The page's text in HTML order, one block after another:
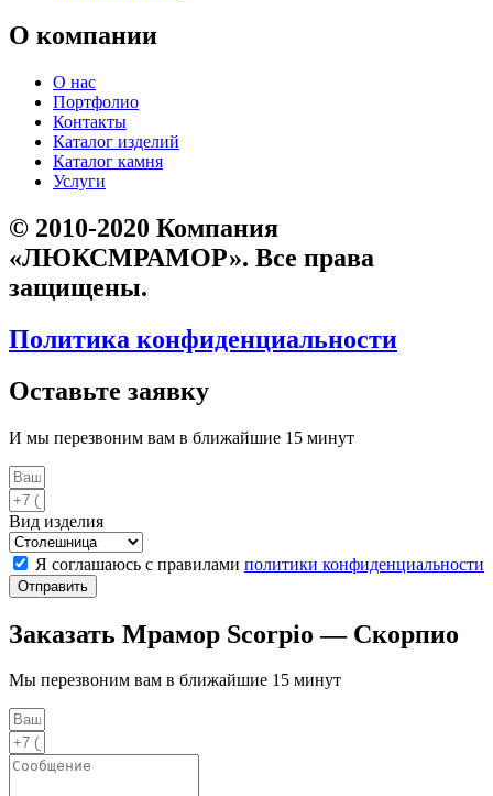
О компании
О нас
Портфолио
Контакты
Каталог изделий
Каталог камня
Услуги
© 2010-2020 Компания
«ЛЮКСМРАМОР». Все права
защищены.
Политика конфиденциальности
Оставьте заявку
И мы перезвоним вам в ближайшие 15 минут
Вид изделия
Я соглашаюсь с правилами политики конфиденциальности
Отправить
Заказать Мрамор Scorpio — Скорпио
Мы перезвоним вам в ближайшие 15 минут